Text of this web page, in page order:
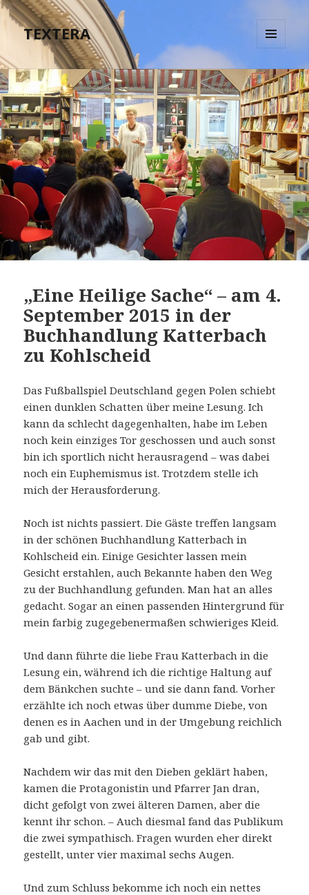
TEXTERA
WIDGETS
„Eine Heilige Sache“ – am 4.
September 2015 in der
Buchhandlung Katterbach
zu Kohlscheid
Das Fußballspiel Deutschland gegen Polen schiebt
einen dunklen Schatten über meine Lesung. Ich
kann da schlecht dagegenhalten, habe im Leben
noch kein einziges Tor geschossen und auch sonst
bin ich sportlich nicht herausragend – was dabei
noch ein Euphemismus ist. Trotzdem stelle ich
mich der Herausforderung.
Noch ist nichts passiert. Die Gäste treffen langsam
in der schönen Buchhandlung Katterbach in
Kohlscheid ein. Einige Gesichter lassen mein
Gesicht erstahlen, auch Bekannte haben den Weg
zu der Buchhandlung gefunden. Man hat an alles
gedacht. Sogar an einen passenden Hintergrund für
mein farbig zugegebenermaßen schwieriges Kleid.
Und dann führte die liebe Frau Katterbach in die
Lesung ein, während ich die richtige Haltung auf
dem Bänkchen suchte – und sie dann fand. Vorher
erzählte ich noch etwas über dumme Diebe, von
denen es in Aachen und in der Umgebung reichlich
gab und gibt.
Nachdem wir das mit den Dieben geklärt haben,
kamen die Protagonistin und Pfarrer Jan dran,
dicht gefolgt von zwei älteren Damen, aber die
kennt ihr schon. – Auch diesmal fand das Publikum
die zwei sympathisch. Fragen wurden eher direkt
gestellt, unter vier maximal sechs Augen.
Und zum Schluss bekomme ich noch ein nettes